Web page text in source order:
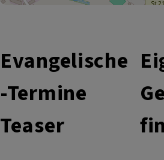
Evangelische
-Termine
Teaser